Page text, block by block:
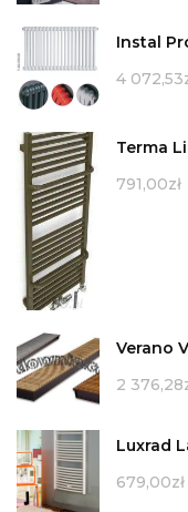
Instal
4 072,53
Terma
791,00zł
Verano
2 376,28
Luxrad
679,00zł